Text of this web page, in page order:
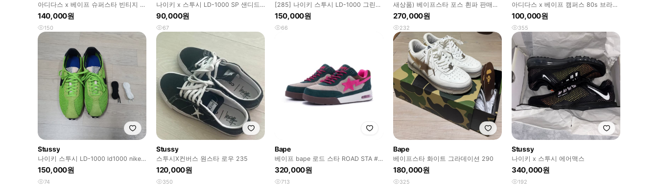
아디다스 x 베이프 슈퍼스타 빈티지 블
루 280판매합니다
140,000원
150
나이키 x 스투시 LD-1000 SP 샌디드
골드
90,000원
67
[285] 나이키 스투시 LD-1000 그린
새상품 팝니다
150,000원
66
새상품) 베이프스타 포스 흰파 판매합
니다 280
270,000원
232
아디다스 x 베이프 캠퍼스 80s 브라운
270 사이즈
100,000원
355
Stussy
나이키 스투시 LD-1000 ld1000 nike
stussy
150,000원
74
Stussy
스투시X컨버스 원스타 로우 235
120,000원
350
Bape
베이프 bape 로드 스타 ROAD STA #1
pink
320,000원
713
Bape
베이프스타 화이트 그라데이션 290
180,000원
325
Stussy
나이키 x 스투시 에어맥스
340,000원
192